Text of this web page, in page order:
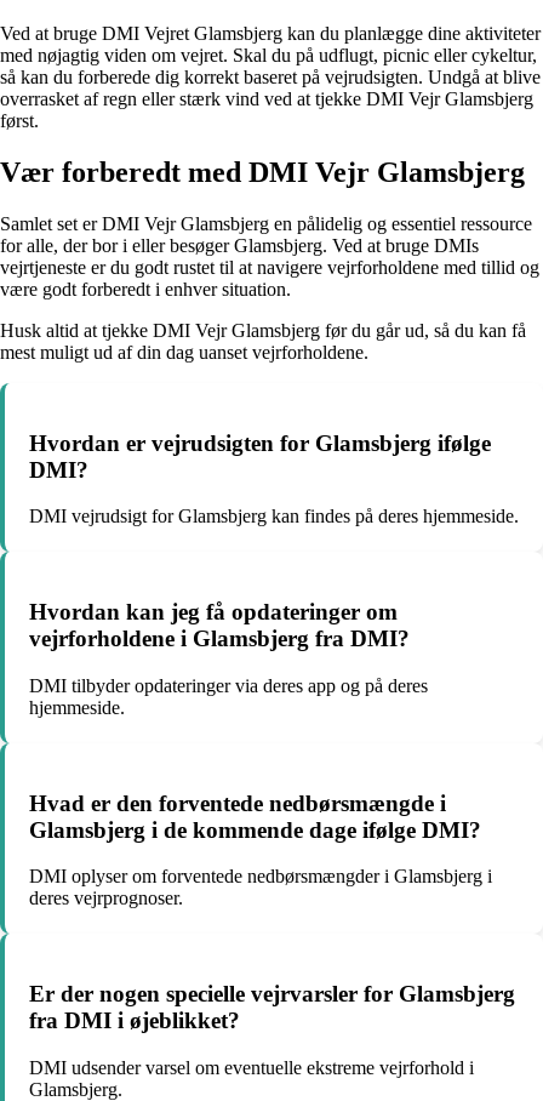
Ved at bruge DMI Vejret Glamsbjerg kan du planlægge dine aktiviteter
med nøjagtig viden om vejret. Skal du på udflugt, picnic eller cykeltur,
så kan du forberede dig korrekt baseret på vejrudsigten. Undgå at blive
overrasket af regn eller stærk vind ved at tjekke DMI Vejr Glamsbjerg
først.
Vær forberedt med DMI Vejr Glamsbjerg
Samlet set er DMI Vejr Glamsbjerg en pålidelig og essentiel ressource
for alle, der bor i eller besøger Glamsbjerg. Ved at bruge DMIs
vejrtjeneste er du godt rustet til at navigere vejrforholdene med tillid og
være godt forberedt i enhver situation.
Husk altid at tjekke DMI Vejr Glamsbjerg før du går ud, så du kan få
mest muligt ud af din dag uanset vejrforholdene.
Hvordan er vejrudsigten for Glamsbjerg ifølge
DMI?
DMI vejrudsigt for Glamsbjerg kan findes på deres hjemmeside.
Hvordan kan jeg få opdateringer om
vejrforholdene i Glamsbjerg fra DMI?
DMI tilbyder opdateringer via deres app og på deres
hjemmeside.
Hvad er den forventede nedbørsmængde i
Glamsbjerg i de kommende dage ifølge DMI?
DMI oplyser om forventede nedbørsmængder i Glamsbjerg i
deres vejrprognoser.
Er der nogen specielle vejrvarsler for Glamsbjerg
fra DMI i øjeblikket?
DMI udsender varsel om eventuelle ekstreme vejrforhold i
Glamsbjerg.